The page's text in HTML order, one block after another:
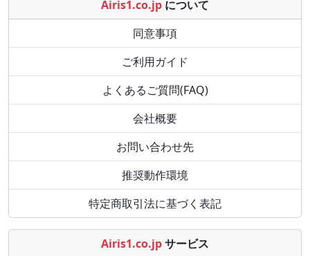
Airis1.co.jp について
同意事項
ご利用ガイド
よくあるご質問(FAQ)
会社概要
お問い合わせ先
推奨動作環境
特定商取引法に基づく表記
Airis1.co.jpサービス